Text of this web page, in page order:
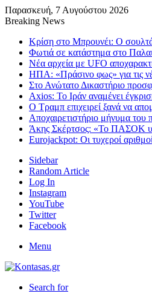
Παρασκευή, 7 Αυγούστου 2026
Breaking News
Κρίση στο Μπρουνέι: Ο
Φωτιά σε κατάστημα στο
Νέα αρχεία με UFO
ΗΠΑ: «Πράσινο φως» για τις
Στο Ανώτατο Δικαστήριο
Axios: Το Ιράν αναμένει
Ο Τραμπ επιχειρεί ξανά να
Αποχαιρετιστήριο μήνυμα
Άκης Σκέρτσος: «Το ΠΑΣΟΚ
Eurojackpot: Οι τυχεροί
Sidebar
Random Article
Log In
Instagram
YouTube
Twitter
Facebook
Menu
Search for